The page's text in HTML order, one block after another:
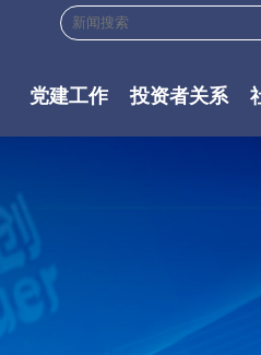
党建工作 投资者关系